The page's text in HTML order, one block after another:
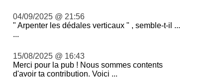
04/09/2025 @ 21:56
" Arpenter les dédales verticaux " , semble-t-il ...
...
15/08/2025 @ 16:43
Merci pour la pub ! Nous sommes contents
d'avoir ta contribution. Voici ...